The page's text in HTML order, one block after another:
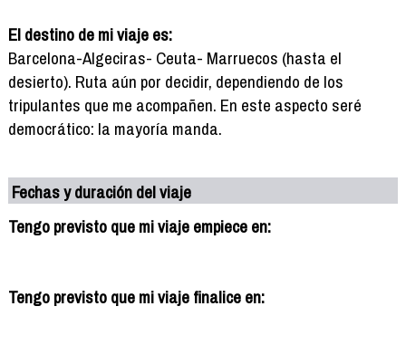
El destino de mi viaje es:
Barcelona-Algeciras- Ceuta- Marruecos (hasta el
desierto). Ruta aún por decidir, dependiendo de los
tripulantes que me acompañen. En este aspecto seré
democrático: la mayoría manda.
Fechas y duración del viaje
Tengo previsto que mi viaje empiece en:
Tengo previsto que mi viaje finalice en: